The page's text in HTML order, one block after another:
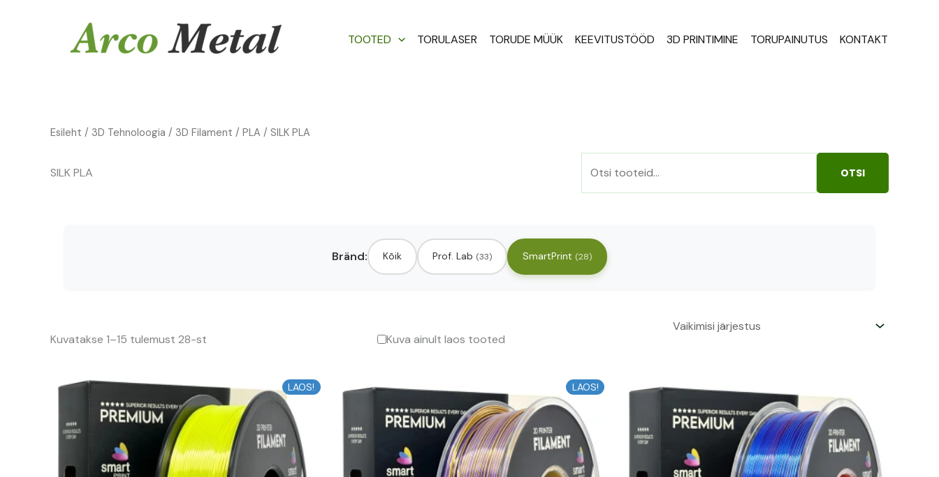
TOOTED TORULASER TORUDE MÜÜK KEEVITUSTÖÖD 3D PRINTIMINE TORUPAINUTUS KONTAKT
Esileht / 3D Tehnoloogia / 3D Filament / PLA / SILK PLA
SILK PLA OTSI
Bränd: Kõik Prof. Lab (33) SmartPrint (28)
Kuvatakse 1–15 tulemust 28-st Kuva ainult laos tooted
LAOS!
Algne
hind
oli:
13,94 €.
Praegune
hind
on:
12,55 €.
LAOS!
hind
oli:
15,62 €.
hind
on:
14,06 €.
hind
oli:
15,62 €.
hind
on:
14,06 €.